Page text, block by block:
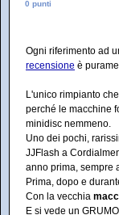
0 punti
Ogni riferimento ad
recensione è
L'unico rimpianto
perché le macchine
minidisc nemmeno.
Uno dei pochi,
JJFlash a
anno prima, sempre
Prima, dopo e
Con la vecchia
E si vede un